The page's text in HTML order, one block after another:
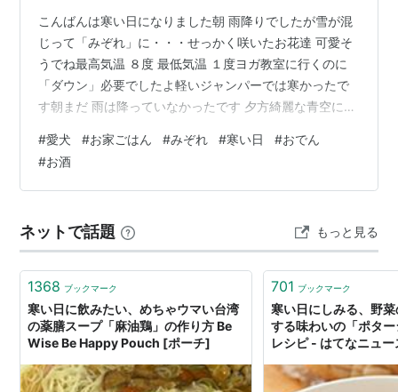
こんばんは寒い日になりました朝 雨降りでしたが雪が混
じって「みぞれ」に・・・せっかく咲いたお花達 可愛そ
うでね最高気温 ８度 最低気温 １度ヨガ教室に行くのに
「ダウン」必要でしたよ軽いジャンパーでは寒かったで
す朝まだ 雨は降っていなかったです 夕方綺麗な青空にな
い青空ですが風が冷たくてねダウンのロングコート着用
（笑） 「そら君」もちょこちょこ歩いたよ寒いね～って
話しながらね（笑） 雪柳私の祖母が大好きで唯一お庭に
ます ヒイラギナンテンkinshiroさんが言われる通り優し
い匂いがしましたお昼…
#愛犬 #お家ごはん #みぞれ #寒い日 #おでん
#お酒
ネットで話題 もっと見る
1368 ブックマーク
寒い日に飲みたい、めちゃウマい台湾
の薬膳スープ「麻油鶏」の作り方 Be
Wise Be Happy Pouch [ポーチ]
701 ブックマーク
寒い日にしみる、野
する味わいの「ポタ
レシピ - はてなニュー